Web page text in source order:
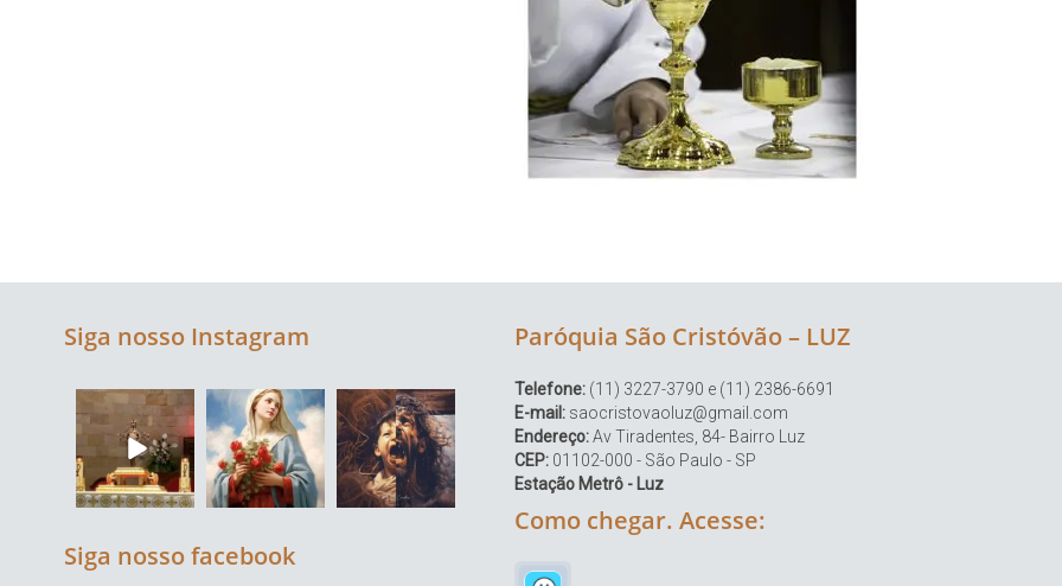
Siga nosso Instagram
Siga nosso facebook
Paróquia São Cristóvão – LUZ
Telefone: (11) 3227-3790 e (11) 2386-6691
E-mail: saocristovaoluz@gmail.com
Endereço:Av Tiradentes, 84- Bairro Luz
CEP: 01102-000 - São Paulo - SP
Estação Metrô - Luz
Como chegar. Acesse: